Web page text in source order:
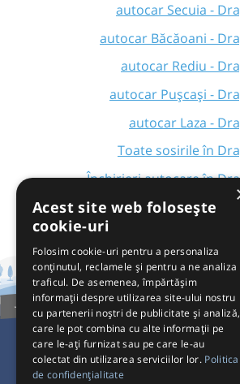
autocar Secuia -
autocar Băcăoani -
autocar Rediu -
autocar Pușcași -
autocar Laza -
Toate sosirile în
Închirieri autocare în
Pentru Călători
Acest site web folosește
cookie-uri
Folosim cookie-uri pentru a personaliza
conținutul, reclamele și pentru a ne analiza
traficul. De asemenea, împărtășim
informații despre utilizarea site-ului nostru
cu partenerii noștri de publicitate și analiză,
care le pot combina cu alte informații pe
care le-ați furnizat sau pe care le-au
colectat din utilizarea serviciilor lor. Politica
de confidențialitate